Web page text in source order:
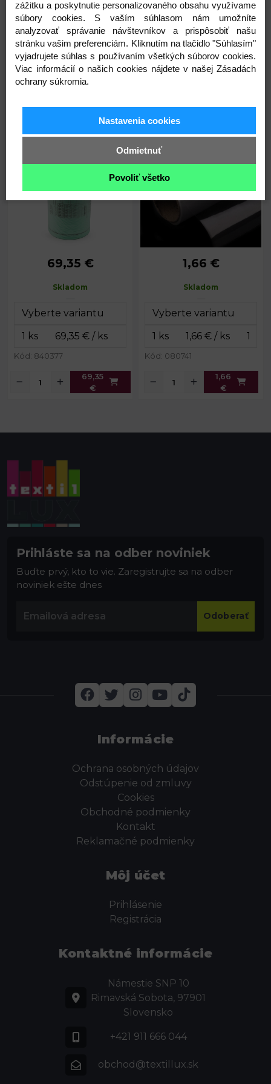
Vnútorné
rozmery sáčika:
10 x
12,7 cm
Hrúbka:
55 µ
Kód: 930110 Kód: 900981
Fólia na výrobu vzduchových
vankúšikov 200x100 mm 280
Rozmery:
200 x 100 mm
69,35 €
Skladom
Kód: 840377
69,35
€
Fólia celofán 0,6x5 m rolka
60 cm
1,66 €
Skladom
Kód: 080741
1,66
€
Prihláste sa na odber noviniek
Buďte prvý, kto to vie. Zaregistrujte sa na odber
noviniek ešte dnes
Odoberať
Informácie
Ochrana osobných údajov
Odstúpenie od zmluvy
Cookies
Obchodné podmienky
Kontakt
Reklamačné podmienky
Môj účet
Prihlásenie
Registrácia
Kontaktné informácie
Námestie SNP 10
Rimavská Sobota, 97901
Slovensko
+421 911 666 044
obchod@textillux.sk
zážitku a poskytnutie personalizovaného obsahu využívame
súbory cookies. S vaším súhlasom nám umožníte
analyzovať správanie návštevníkov a prispôsobiť našu
stránku vašim preferenciám. Kliknutím na tlačidlo "Súhlasím"
vyjadrujete súhlas s používaním všetkých súborov cookies.
Viac informácií o našich cookies nájdete v našej Zásadách
ochrany súkromia.
Nastavenia cookies
Odmietnuť
Povoliť všetko